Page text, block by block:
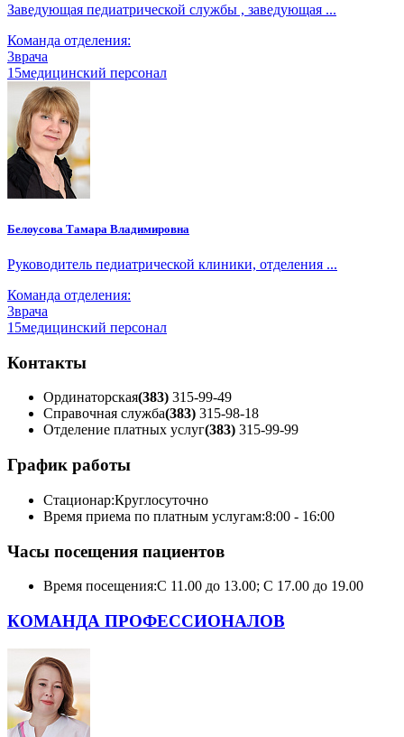
Заведующая педиатрической службы , заведующая ...
Команда отделения:
3врача
15медицинский персонал
Белоусова Тамара Владимировна
Руководитель педиатрической клиники, отделения ...
Команда отделения:
3врача
15медицинский персонал
Контакты
Ординаторская(383) 315-99-49
Справочная служба(383) 315-98-18
Отделение платных услуг(383) 315-99-99
График работы
Стационар:Круглосуточно
Время приема по платным услугам:8:00 - 16:00
Часы посещения пациентов
Время посещения:С 11.00 до 13.00; С 17.00 до 19.00
КОМАНДА ПРОФЕССИОНАЛОВ